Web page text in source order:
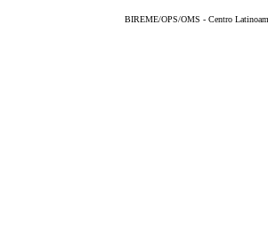
BIREME/OPS/OMS - Centro